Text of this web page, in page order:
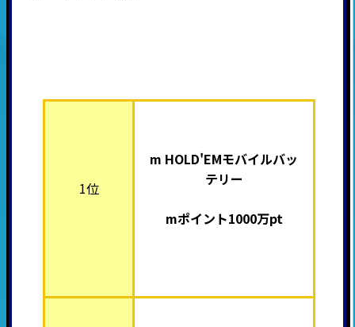
1位
m HOLD'EMモバイルバッ
テリー
mポイント1000万pt